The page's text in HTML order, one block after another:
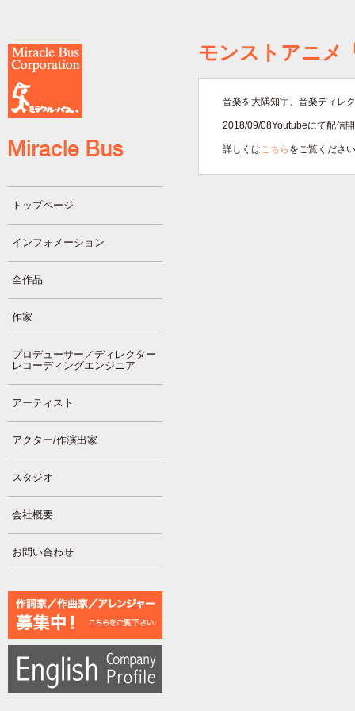
トップページ
インフォメーション
全作品
作家
プロデューサー／ディレクター
レコーディングエンジニア
アーティスト
アクター/作演出家
スタジオ
会社概要
お問い合わせ
モンストアニメ
音楽を大隅知宇、音楽ディレ
2018/09/08Youtubeにて配信
詳しくはこちら をご覧くださ